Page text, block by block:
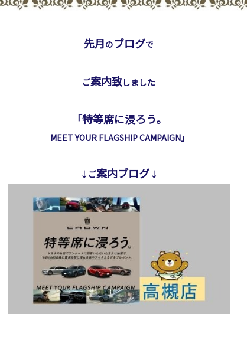
先月のブログで
ご案内致しました
「特等席に浸ろう。
MEET YOUR FLAGSHIP CAMPAIGN」
↓ご案内ブログ ↓